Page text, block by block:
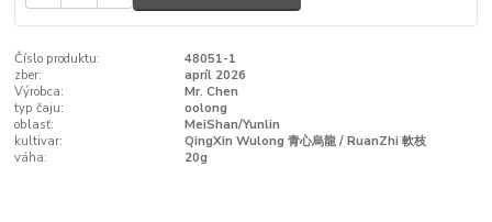
Číslo produktu:
48051-1
zber:
apríl 2026
Výrobca:
Mr. Chen
typ čaju:
oolong
oblasť:
MeiShan/Yunlin
kultivar:
QingXin Wulong 青心烏龍 / RuanZhi 軟枝
váha:
20g